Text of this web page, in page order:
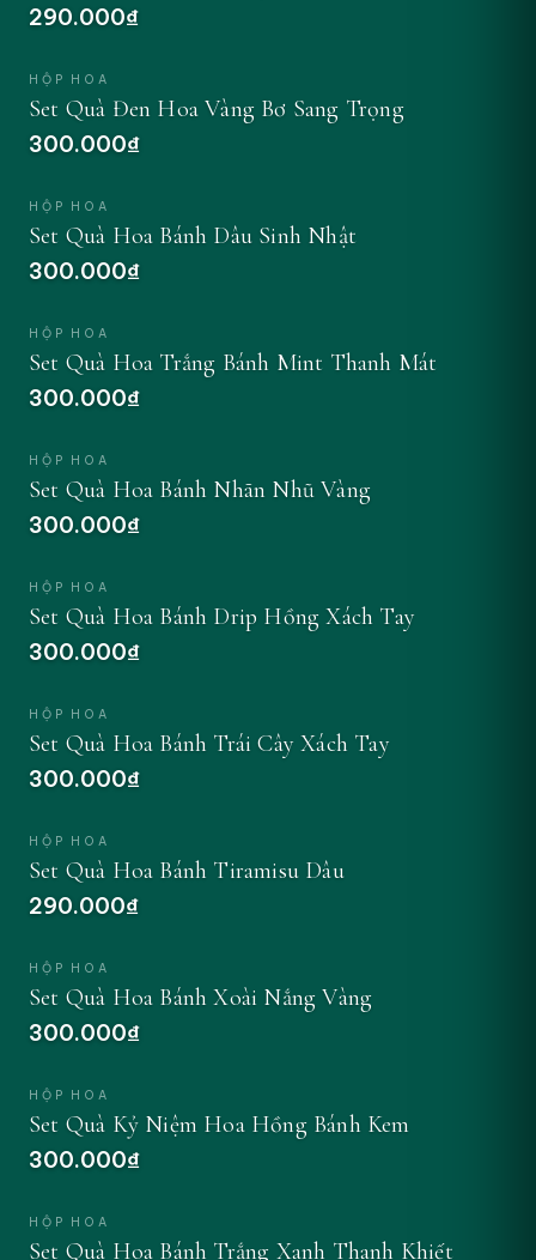
290.000₫
HỘP HOA
Set Quà Đen Hoa Vàng Bơ Sang Trọng
300.000₫
HỘP HOA
Set Quà Hoa Bánh Dâu Sinh Nhật
300.000₫
HỘP HOA
Set Quà Hoa Trắng Bánh Mint Thanh Mát
300.000₫
HỘP HOA
Set Quà Hoa Bánh Nhãn Nhũ Vàng
300.000₫
HỘP HOA
Set Quà Hoa Bánh Drip Hồng Xách Tay
300.000₫
HỘP HOA
Set Quà Hoa Bánh Trái Cây Xách Tay
300.000₫
HỘP HOA
Set Quà Hoa Bánh Tiramisu Dâu
290.000₫
HỘP HOA
Set Quà Hoa Bánh Xoài Nắng Vàng
300.000₫
HỘP HOA
Set Quà Kỷ Niệm Hoa Hồng Bánh Kem
300.000₫
HỘP HOA
Set Quà Hoa Bánh Trắng Xanh Thanh Khiết